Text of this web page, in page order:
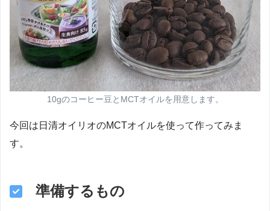
10gのコーヒー豆とMCTオイルを用意します。
今回は日清オイリオのMCTオイルを使って作ってみま
す。
準備するもの